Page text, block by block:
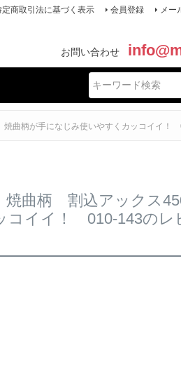
定商取引法に基づく表示 会員登録 メー
お問い合わせ
柄が手になじみ使いやすくカッコイイ！
焼曲柄 割込アックス
イイ！ 010-143のレ